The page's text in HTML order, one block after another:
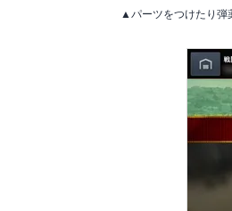
▲パーツをつけたり弾